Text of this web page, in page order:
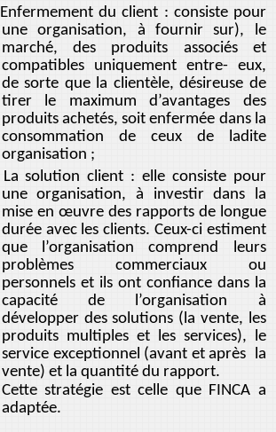
Enfermement du client : consiste pour
une organisation, à fournir sur), le
marché, des produits associés et
compatibles uniquement entre- eux,
de sorte que la clientèle, désireuse de
tirer le maximum d’avantages des
produits achetés, soit enfermée dans la
consommation de ceux de ladite
organisation ;
La solution client : elle consiste pour
une organisation, à investir dans la
mise en œuvre des rapports de longue
durée avec les clients. Ceux-ci estiment
que l’organisation comprend leurs
problèmes commerciaux ou
personnels et ils ont confiance dans la
capacité de l’organisation à
développer des solutions (la vente, les
produits multiples et les services), le
service exceptionnel (avant et après la
vente) et la quantité du rapport.
Cette stratégie est celle que FINCA a
adaptée.